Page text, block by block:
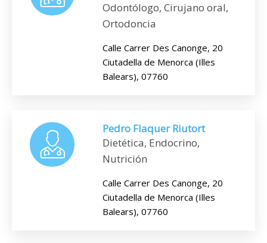
Odontólogo, Cirujano oral,
Ortodoncia
Calle Carrer Des Canonge, 20
Ciutadella de Menorca (Illes
Balears), 07760
Pedro Flaquer Riutort
Dietética, Endocrino,
Nutrición
Calle Carrer Des Canonge, 20
Ciutadella de Menorca (Illes
Balears), 07760